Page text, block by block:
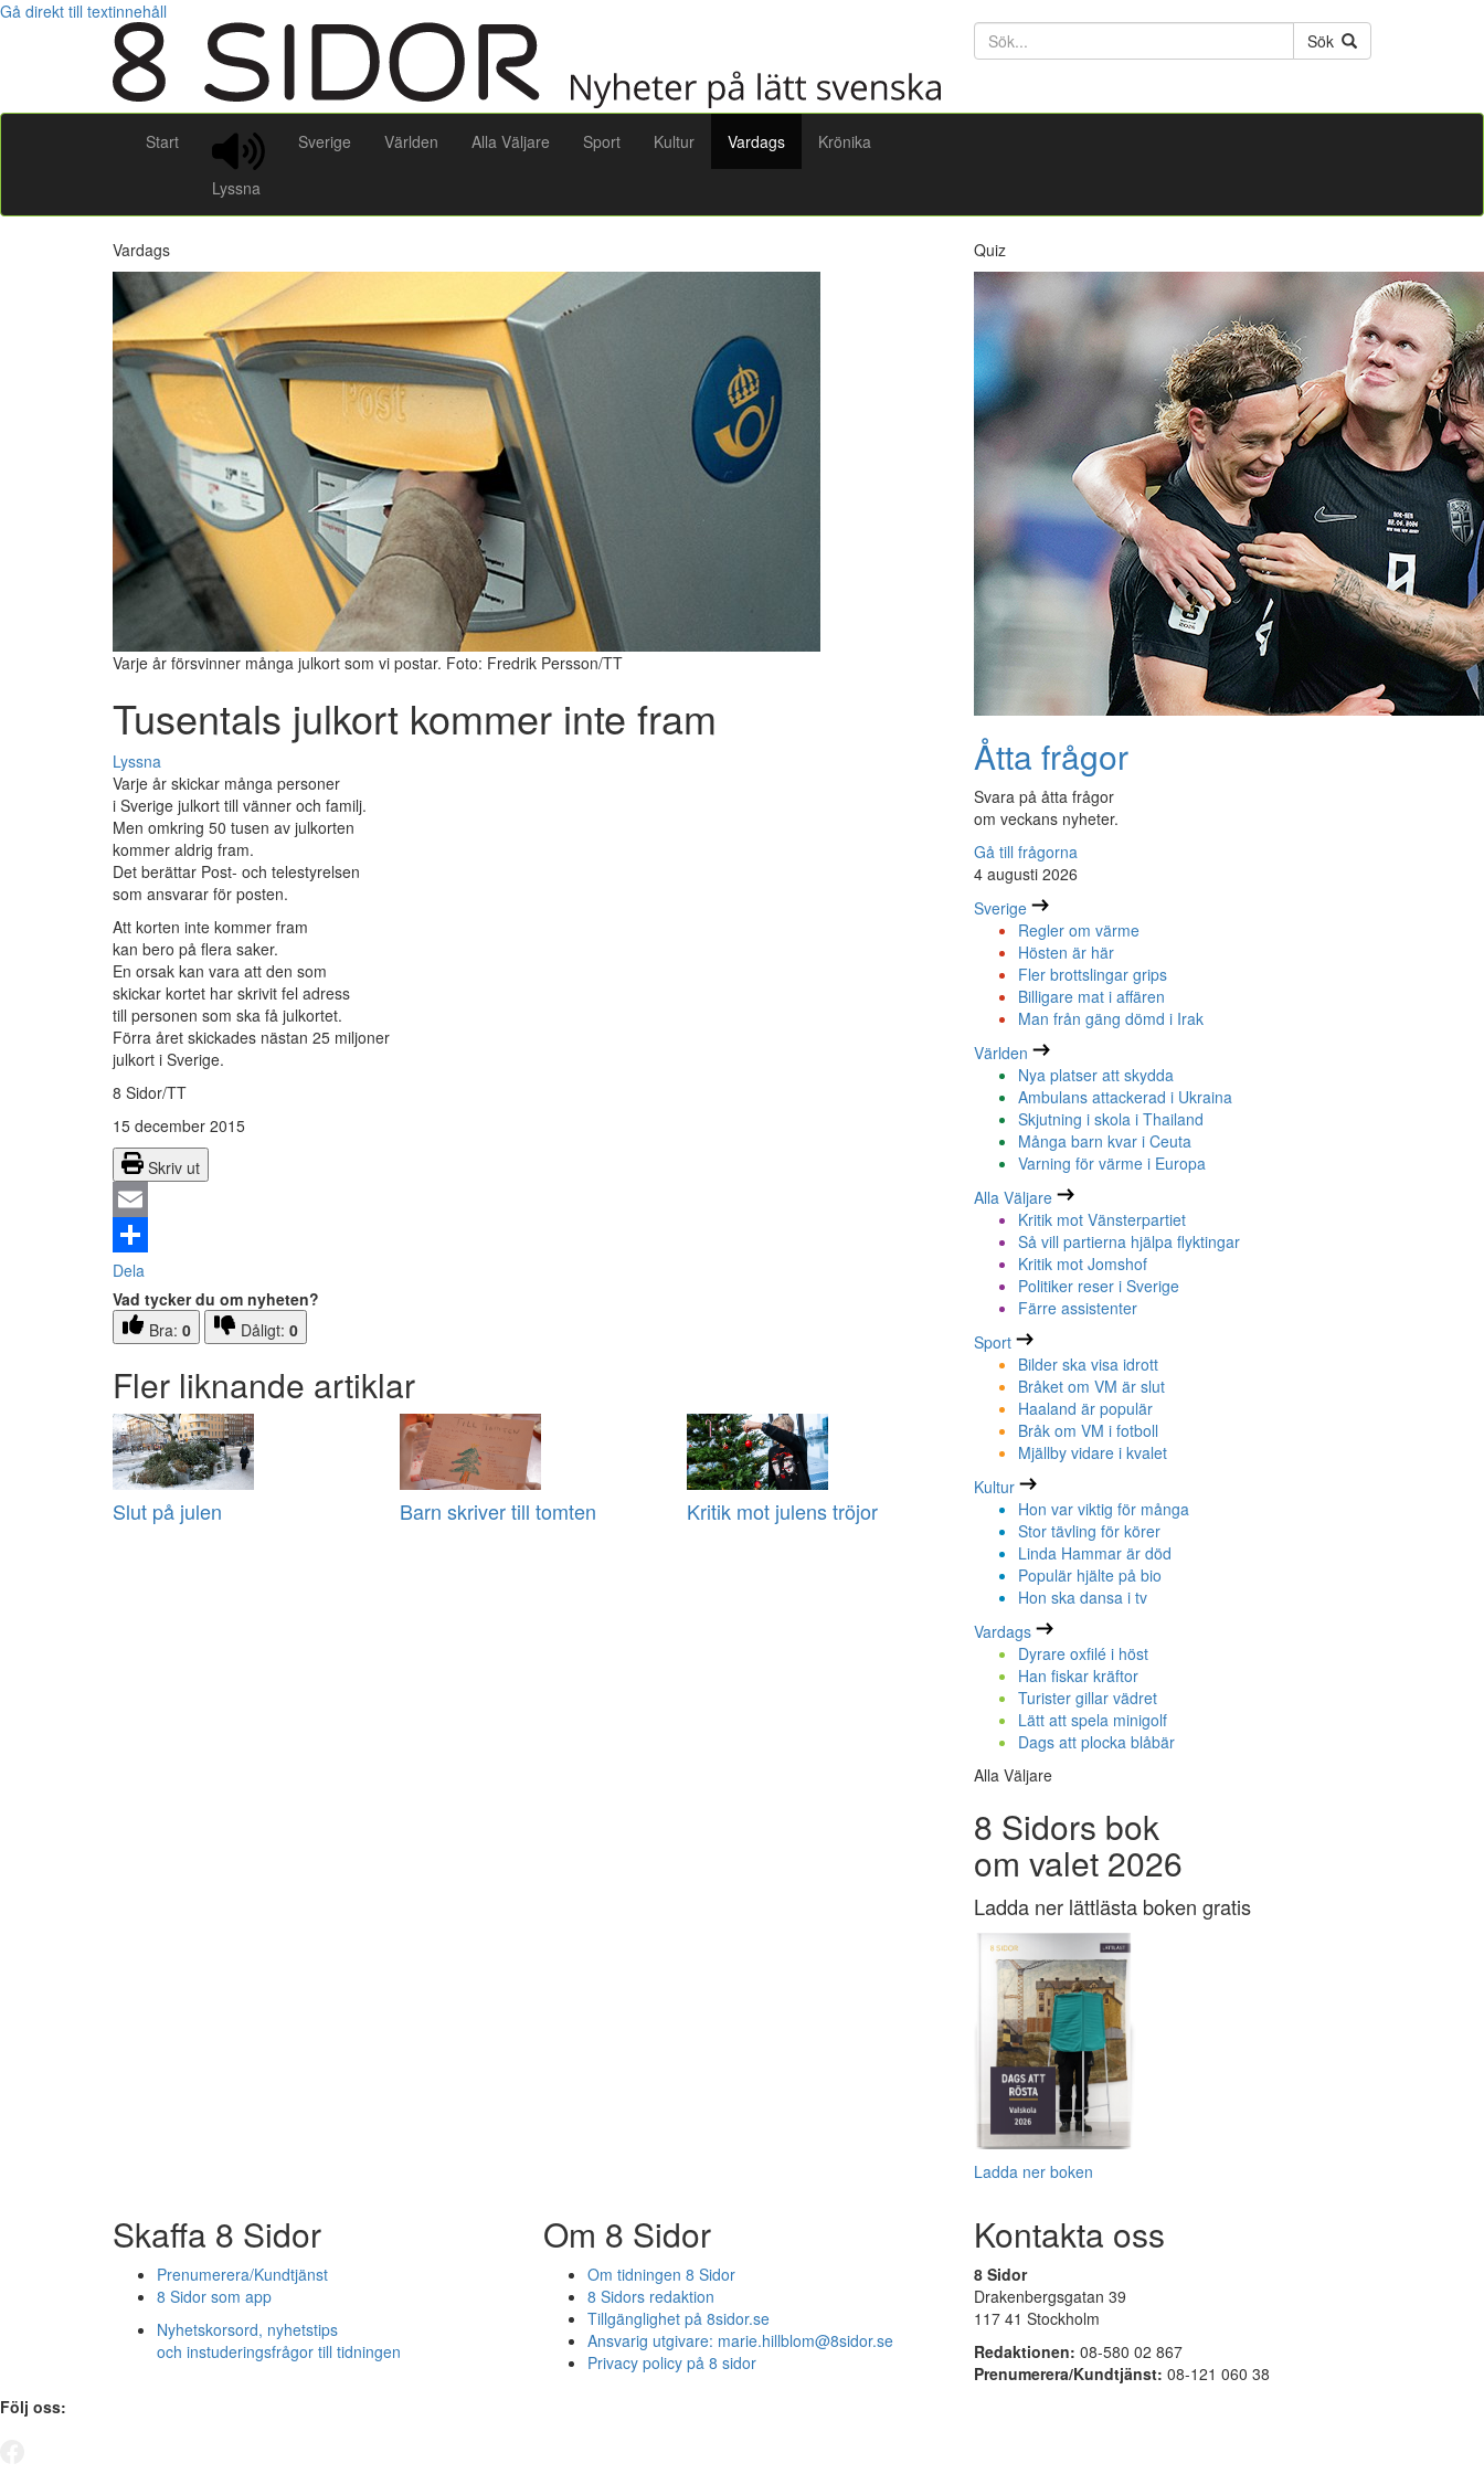
Gå direkt till textinnehåll
Söktext
Sök
Start
Lyssna
Sverige Världen Alla Väljare Sport Kultur Vardags Krönika
Vardags
Varje år försvinner många julkort som vi postar. Foto: Fredrik Persson/TT
Tusentals julkort kommer inte fram
Lyssna
Varje år skickar många personer
i Sverige julkort till vänner och familj.
Men omkring 50 tusen av julkorten
kommer aldrig fram.
Det berättar Post- och telestyrelsen
som ansvarar för posten.
Att korten inte kommer fram
kan bero på flera saker.
En orsak kan vara att den som
skickar kortet har skrivit fel adress
till personen som ska få julkortet.
Förra året skickades nästan 25 miljoner
julkort i Sverige.
8 Sidor/TT
15 december 2015
Skriv ut
Email
Dela
Vad tycker du om nyheten?
Bra: 0 Dåligt: 0
Fler liknande artiklar
Slut på julen Barn skriver till tomten Kritik mot julens tröjor
Quiz
Åtta frågor
Svara på åtta frågor
om veckans nyheter.
Gå till frågorna
4 augusti 2026
Sverige
Regler om värme
Hösten är här
Fler brottslingar grips
Billigare mat i affären
Man från gäng dömd i Irak
Världen
Nya platser att skydda
Ambulans attackerad i Ukraina
Skjutning i skola i Thailand
Många barn kvar i Ceuta
Varning för värme i Europa
Alla Väljare
Kritik mot Vänsterpartiet
Så vill partierna hjälpa flyktingar
Kritik mot Jomshof
Politiker reser i Sverige
Färre assistenter
Sport
Bilder ska visa idrott
Bråket om VM är slut
Haaland är populär
Bråk om VM i fotboll
Mjällby vidare i kvalet
Kultur
Hon var viktig för många
Stor tävling för körer
Linda Hammar är död
Populär hjälte på bio
Hon ska dansa i tv
Vardags
Dyrare oxfilé i höst
Han fiskar kräftor
Turister gillar vädret
Lätt att spela minigolf
Dags att plocka blåbär
Alla Väljare
8 Sidors bok
om valet 2026
Ladda ner lättlästa boken gratis
Ladda ner boken
Skaffa 8 Sidor
Prenumerera/Kundtjänst
8 Sidor som app
Nyhetskorsord, nyhetstips
och instuderingsfrågor till tidningen
Om 8 Sidor
Om tidningen 8 Sidor
8 Sidors redaktion
Tillgänglighet på 8sidor.se
Ansvarig utgivare: marie.hillblom@8sidor.se
Privacy policy på 8 sidor
Kontakta oss
8 Sidor
Drakenbergsgatan 39
117 41 Stockholm
Redaktionen: 08-580 02 867
Prenumerera/Kundtjänst: 08-121 060 38
Följ oss: